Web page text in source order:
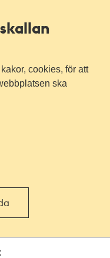
cookies, för att
ska